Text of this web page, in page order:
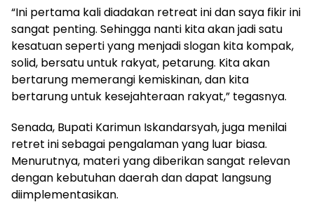
“Ini pertama kali diadakan retreat ini dan saya fikir ini
sangat penting. Sehingga nanti kita akan jadi satu
kesatuan seperti yang menjadi slogan kita kompak,
solid, bersatu untuk rakyat, petarung. Kita akan
bertarung memerangi kemiskinan, dan kita
bertarung untuk kesejahteraan rakyat,” tegasnya.
Senada, Bupati Karimun Iskandarsyah, juga menilai
retret ini sebagai pengalaman yang luar biasa.
Menurutnya, materi yang diberikan sangat relevan
dengan kebutuhan daerah dan dapat langsung
diimplementasikan.